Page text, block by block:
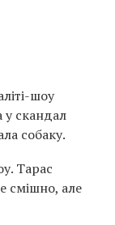
шоу
у скандал
собаку.
Тарас
смішно, але